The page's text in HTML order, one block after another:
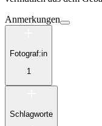
Anmerkungen
Fotograf:in
1
Schlagworte